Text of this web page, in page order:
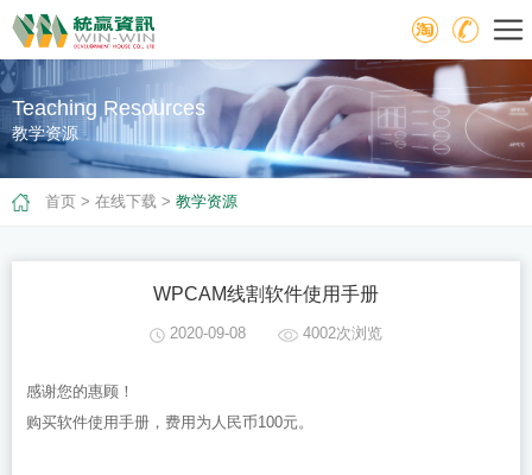
Teaching Resources
教学资源
首页 > 在线下载 > 教学资源
WPCAM线割软件使用手册
2020-09-08 4002次浏览
感谢您的惠顾！
购买软件使用手册，费用为人民币100元。